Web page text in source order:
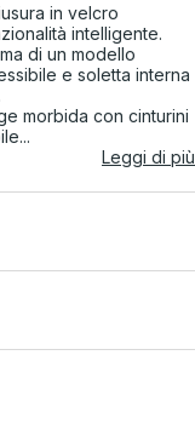
in velcro
intelligente.
di un modello
e soletta interna
morbida con cinturini
Leggi di più